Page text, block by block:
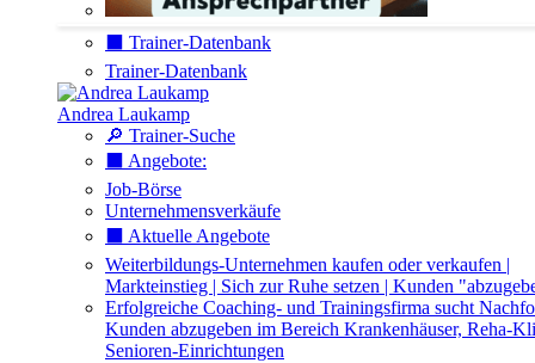
⬛️ Trainer-Datenbank
Trainer-Datenbank
Andrea Laukamp
🔎 Trainer-Suche
⬛️ Angebote:
Job-Börse
Unternehmensverkäufe
⬛️ Aktuelle Angebote
Weiterbildungs-Unternehmen kaufen oder verkaufen |
Markteinstieg | Sich zur Ruhe setzen | Kunden
Erfolgreiche Coaching- und Trainingsfirma sucht
Kunden abzugeben im Bereich Krankenhäuser, Reha-
Senioren-Einrichtungen